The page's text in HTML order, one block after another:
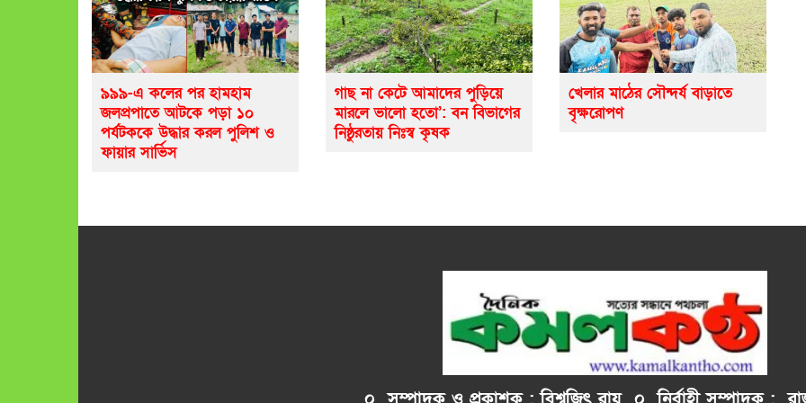
৯৯৯-এ কলের পর হামহাম
জলপ্রপাতে আটকে পড়া ১০
পর্যটককে উদ্ধার করল পুলিশ ও
ফায়ার সার্ভিস
গাছ না কেটে আমাদের পুড়িয়ে
মারলে ভালো হতো’: বন বিভাগের
নিষ্ঠুরতায় নিঃস্ব কৃষক
খেলার মাঠের সৌন্দর্য বাড়াতে
বৃক্ষরোপণ